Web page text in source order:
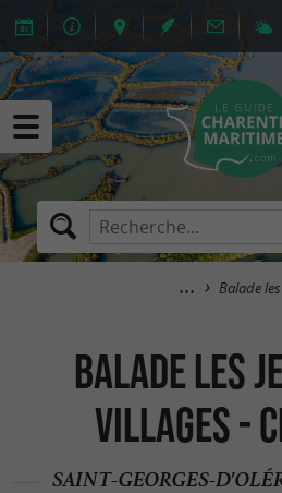
Balade
Balade les
villages -
SAINT-GEORGES-